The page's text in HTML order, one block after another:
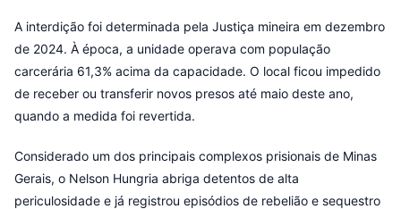
A interdição foi determinada pela Justiça mineira em dezembro
de 2024. À época, a unidade operava com população
carcerária 61,3% acima da capacidade. O local ficou impedido
de receber ou transferir novos presos até maio deste ano,
quando a medida foi revertida.
Considerado um dos principais complexos prisionais de Minas
Gerais, o Nelson Hungria abriga detentos de alta
periculosidade e já registrou episódios de rebelião e sequestro